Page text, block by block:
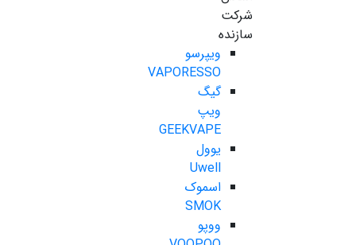
شرکت
سازنده
ویپرسو
VAPORESSO
گیگ
ویپ
GEEKVAPE
یوول
Uwell
اسموک
SMOK
ووپو